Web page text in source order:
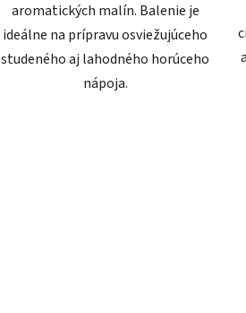
aromatických malín. Balenie je
ideálne na prípravu osviežujúceho
studeného aj lahodného horúceho
nápoja.